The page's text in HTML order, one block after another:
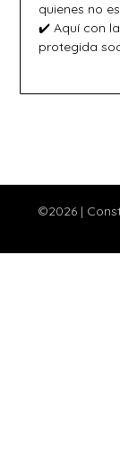
quienes no
✔️ Aquí con
protegida
©2026 |